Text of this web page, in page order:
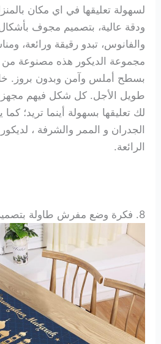
لسهولة تعليقها في اي مكان
ودقة عالية، بتصميم مجوف بأشكال
والفانوس، تبدو رقيقة ورائعة،
مجموعة الديكور هذه مصنوعة من
بسطح أملس وآمن وبدون بروز.
طويل الأجل. كل شكل فيهم مجهز
لك تعليقها بسهولة أينما تريد؛
الجدران و الممر والشرفة ،
الرائعة.
8. فكرة وضع مفرش طاولة